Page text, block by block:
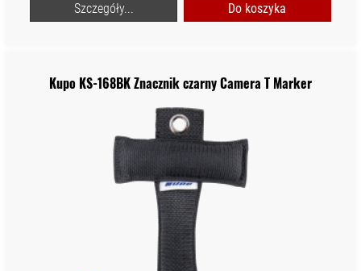
Szczegóły... Do koszyka
Kupo KS-168BK Znacznik czarny Camera T Marker